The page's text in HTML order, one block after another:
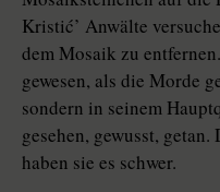
Kristić’ Anwälte
dem Mosaik zu
gewesen, als die Morde
sondern in seinem
gesehen, gewusst,
haben sie es schwer.